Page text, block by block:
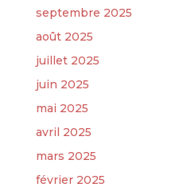
septembre 2025
août 2025
juillet 2025
juin 2025
mai 2025
avril 2025
mars 2025
février 2025